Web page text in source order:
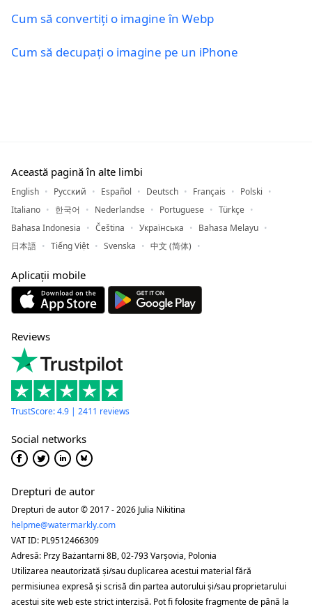
Cum să convertiți o imagine în Webp
Cum să decupați o imagine pe un iPhone
Această pagină în alte limbi
English Русский Español Deutsch Français
Polski
Italiano
한국어 Nederlandse Portuguese
Türkçe
Bahasa Indonesia
Čeština Українська
Bahasa Melayu
日本語
Tiếng Việt Svenska 中文 (简体)
Aplicații mobile
Reviews
TrustScore: 4.9 | 2411 reviews
Social networks
Drepturi de autor
Drepturi de autor © 2017 - 2026 Julia Nikitina
helpme@watermarkly.com
VAT ID: PL9512466309
Adresă: Przy Bażantarni 8B, 02-793 Varșovia, Polonia
Utilizarea neautorizată și/sau duplicarea acestui material fără
permisiunea expresă și scrisă din partea autorului și/sau proprietarului
acestui site web este strict interzisă. Pot fi folosite fragmente de până la